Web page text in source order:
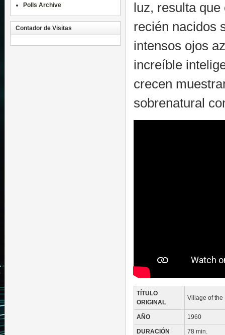
luz, resulta
recién nacidos
intensos ojos
increíble
crecen
sobrenatural
TÍTULO
ORIGINAL
Village of the
AÑO 1960
DURACIÓN 78 min.
Polls Archive
Contador de Visitas